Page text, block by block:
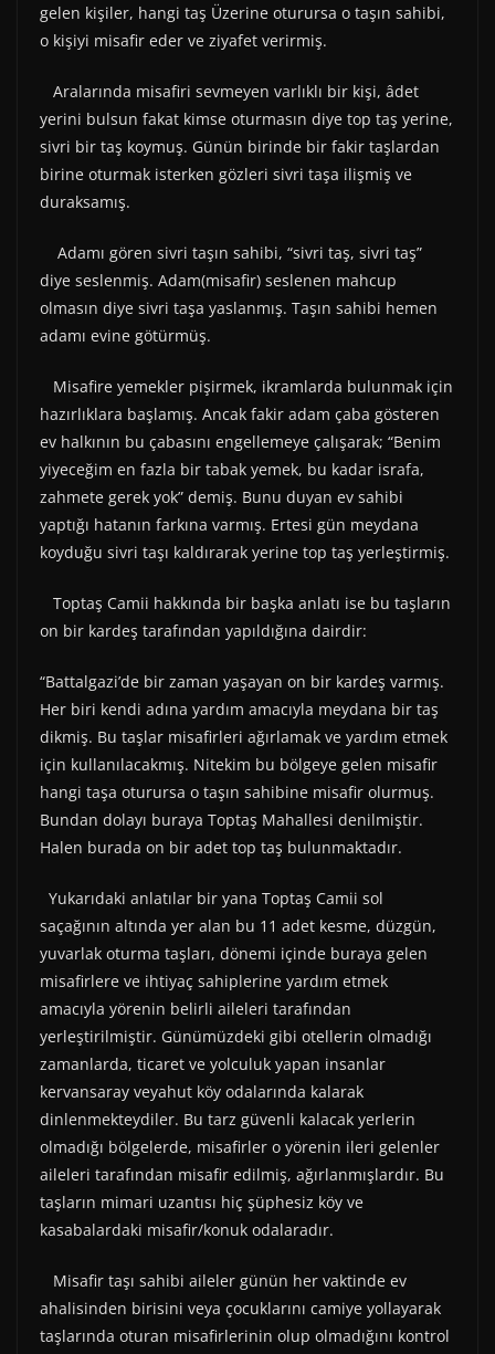
gelen kişiler, hangi taş Üzerine oturursa o taşın sahibi,
o kişiyi misafir eder ve ziyafet verirmiş.
Aralarında misafiri sevmeyen varlıklı bir kişi, âdet
yerini bulsun fakat kimse oturmasın diye top taş yerine,
sivri bir taş koymuş. Günün birinde bir fakir taşlardan
birine oturmak isterken gözleri sivri taşa ilişmiş ve
duraksamış.
Adamı gören sivri taşın sahibi, “sivri taş, sivri taş”
diye seslenmiş. Adam(misafir) seslenen mahcup
olmasın diye sivri taşa yaslanmış. Taşın sahibi hemen
adamı evine götürmüş.
Misafire yemekler pişirmek, ikramlarda bulunmak için
hazırlıklara başlamış. Ancak fakir adam çaba gösteren
ev halkının bu çabasını engellemeye çalışarak; “Benim
yiyeceğim en fazla bir tabak yemek, bu kadar israfa,
zahmete gerek yok” demiş. Bunu duyan ev sahibi
yaptığı hatanın farkına varmış. Ertesi gün meydana
koyduğu sivri taşı kaldırarak yerine top taş yerleştirmiş.
Toptaş Camii hakkında bir başka anlatı ise bu taşların
on bir kardeş tarafından yapıldığına dairdir:
“Battalgazi’de bir zaman yaşayan on bir kardeş varmış.
Her biri kendi adına yardım amacıyla meydana bir taş
dikmiş. Bu taşlar misafirleri ağırlamak ve yardım etmek
için kullanılacakmış. Nitekim bu bölgeye gelen misafir
hangi taşa oturursa o taşın sahibine misafir olurmuş.
Bundan dolayı buraya Toptaş Mahallesi denilmiştir.
Halen burada on bir adet top taş bulunmaktadır.
Yukarıdaki anlatılar bir yana Toptaş Camii sol
saçağının altında yer alan bu 11 adet kesme, düzgün,
yuvarlak oturma taşları, dönemi içinde buraya gelen
misafirlere ve ihtiyaç sahiplerine yardım etmek
amacıyla yörenin belirli aileleri tarafından
yerleştirilmiştir. Günümüzdeki gibi otellerin olmadığı
zamanlarda, ticaret ve yolculuk yapan insanlar
kervansaray veyahut köy odalarında kalarak
dinlenmekteydiler. Bu tarz güvenli kalacak yerlerin
olmadığı bölgelerde, misafirler o yörenin ileri gelenler
aileleri tarafından misafir edilmiş, ağırlanmışlardır. Bu
taşların mimari uzantısı hiç şüphesiz köy ve
kasabalardaki misafir/konuk odalaradır.
Misafir taşı sahibi aileler günün her vaktinde ev
ahalisinden birisini veya çocuklarını camiye yollayarak
taşlarında oturan misafirlerinin olup olmadığını kontrol